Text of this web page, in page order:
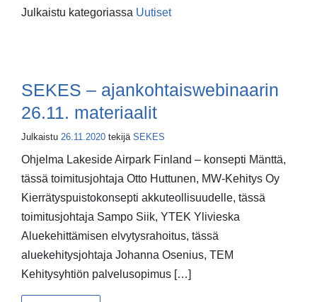
Julkaistu kategoriassa Uutiset
SEKES – ajankohtaiswebinaarin
26.11. materiaalit
Julkaistu 26.11.2020 tekijä SEKES
Ohjelma Lakeside Airpark Finland – konsepti Mänttä,
tässä toimitusjohtaja Otto Huttunen, MW-Kehitys Oy
Kierrätyspuistokonsepti akkuteollisuudelle, tässä
toimitusjohtaja Sampo Siik, YTEK Ylivieska
Aluekehittämisen elvytysrahoitus, tässä
aluekehitysjohtaja Johanna Osenius, TEM
Kehitysyhtiön palvelusopimus […]